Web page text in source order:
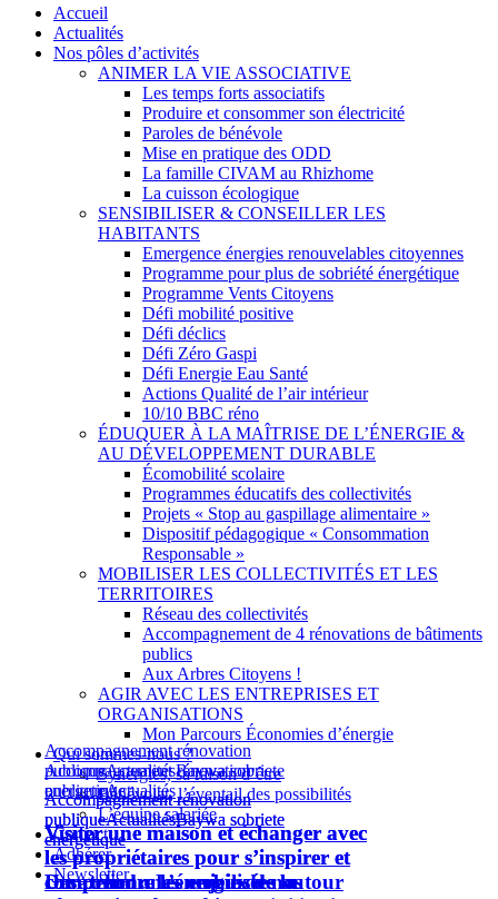
Accompagnement rénovation
publiqueActualitésBaywa sobriete
energetique
Un atelier « L’énergie de nos
Accompagnement rénovation
publiqueActualitésBaywa sobriete
energetique
Des communes mobilisées autour
Accompagnement rénovation
publiqueActualitésBaywa sobriete
energetique
Visiter une maison et échanger avec
les propriétaires pour s’inspirer et
comprendre les enjeux de la
Accompagnement rénovation
publiqueActualités
Visiter une maison et échanger avec
les propriétaires pour s’inspirer et
comprendre les enjeux de la
Close
Menu
Accueil
Actualités
Nos pôles d’activités
ANIMER LA VIE ASSOCIATIVE
Les temps forts associatifs
Produire et consommer son électricité
Paroles de bénévole
Mise en pratique des ODD
La famille CIVAM au Rhizhome
La cuisson écologique
SENSIBILISER & CONSEILLER LES
HABITANTS
Emergence énergies renouvelables citoyennes
Programme pour plus de sobriété énergétique
Programme Vents Citoyens
Défi mobilité positive
Défi déclics
Défi Zéro Gaspi
Défi Energie Eau Santé
Actions Qualité de l’air intérieur
10/10 BBC réno
ÉDUQUER À LA MAÎTRISE DE L’ÉNERGIE &
AU DÉVELOPPEMENT DURABLE
Écomobilité scolaire
Programmes éducatifs des collectivités
Projets « Stop au gaspillage alimentaire »
Dispositif pédagogique « Consommation
Responsable »
MOBILISER LES COLLECTIVITÉS ET LES
TERRITOIRES
Réseau des collectivités
Accompagnement de 4 rénovations de bâtiments
publics
Aux Arbres Citoyens !
AGIR AVEC LES ENTREPRISES ET
ORGANISATIONS
Mon Parcours Économies d’énergie
Qui sommes-nous ?
Synergies, sa raison d’être
Bénévolat, l’éventail des possibilités
L’équipe salariée
Contact
Adhérer
Newsletter